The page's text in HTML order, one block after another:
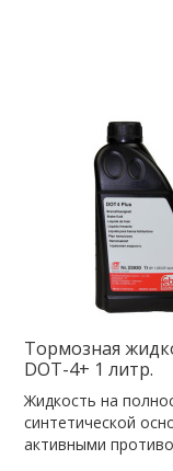
Тормозная
DOT-4+ 1 литр.
Жидкость на
синтетической
активными